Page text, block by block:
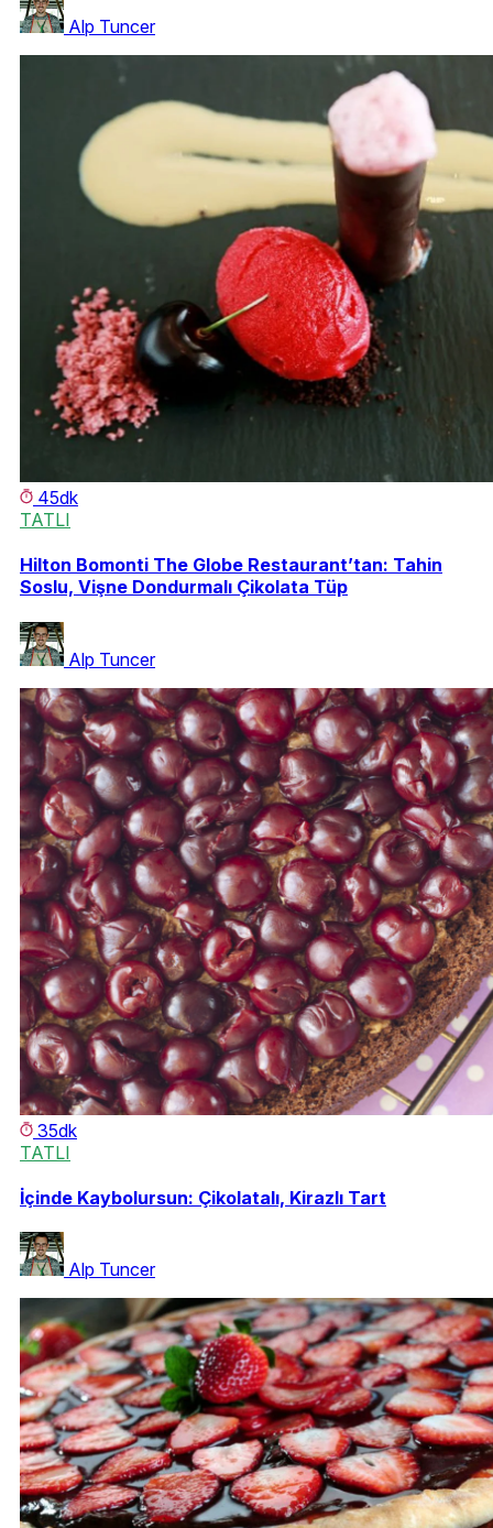
Alp Tuncer
45dk
TATLI
Hilton Bomonti The Globe Restaurant’tan: Tahin
Soslu, Vişne Dondurmalı Çikolata Tüp
Alp Tuncer
35dk
TATLI
İçinde Kaybolursun: Çikolatalı, Kirazlı Tart
Alp Tuncer